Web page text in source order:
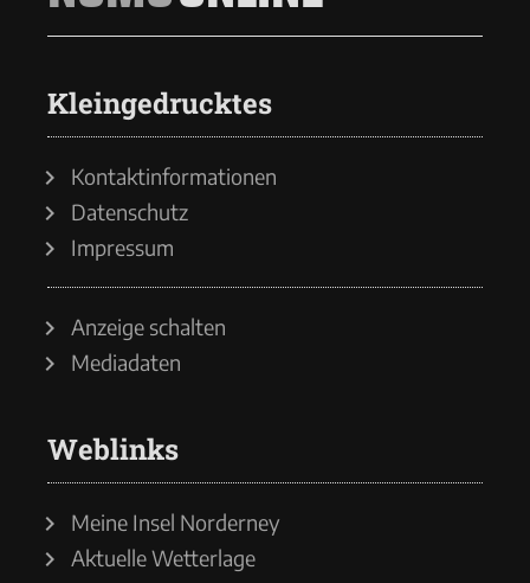
Kleingedrucktes
Kontaktinformationen
Datenschutz
Impressum
Anzeige schalten
Mediadaten
Weblinks
Meine Insel Norderney
Aktuelle Wetterlage